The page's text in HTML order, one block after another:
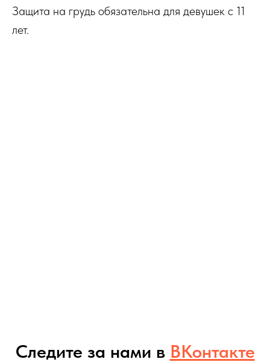
Защита на грудь обязательна для девушек с 11
лет.
Следите за нами в ВКонтакте